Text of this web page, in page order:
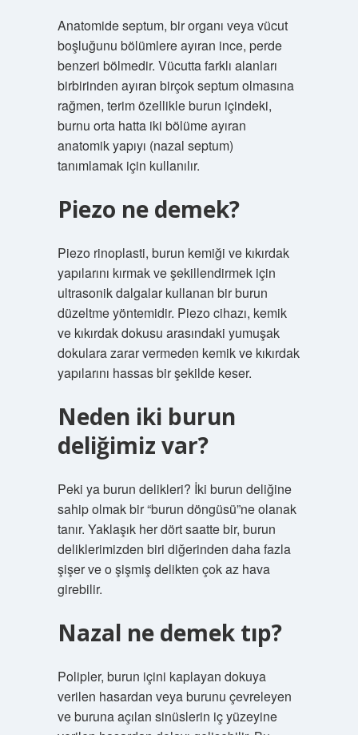
Anatomide septum, bir organı veya vücut
boşluğunu bölümlere ayıran ince, perde
benzeri bölmedir. Vücutta farklı alanları
birbirinden ayıran birçok septum olmasına
rağmen, terim özellikle burun içindeki,
burnu orta hatta iki bölüme ayıran
anatomik yapıyı (nazal septum)
tanımlamak için kullanılır.
Piezo ne demek?
Piezo rinoplasti, burun kemiği ve kıkırdak
yapılarını kırmak ve şekillendirmek için
ultrasonik dalgalar kullanan bir burun
düzeltme yöntemidir. Piezo cihazı, kemik
ve kıkırdak dokusu arasındaki yumuşak
dokulara zarar vermeden kemik ve kıkırdak
yapılarını hassas bir şekilde keser.
Neden iki burun
deliğimiz var?
Peki ya burun delikleri? İki burun deliğine
sahip olmak bir “burun döngüsü”ne olanak
tanır. Yaklaşık her dört saatte bir, burun
deliklerimizden biri diğerinden daha fazla
şişer ve o şişmiş delikten çok az hava
girebilir.
Nazal ne demek tıp?
Polipler, burun içini kaplayan dokuya
verilen hasardan veya burunu çevreleyen
ve buruna açılan sinüslerin iç yüzeyine